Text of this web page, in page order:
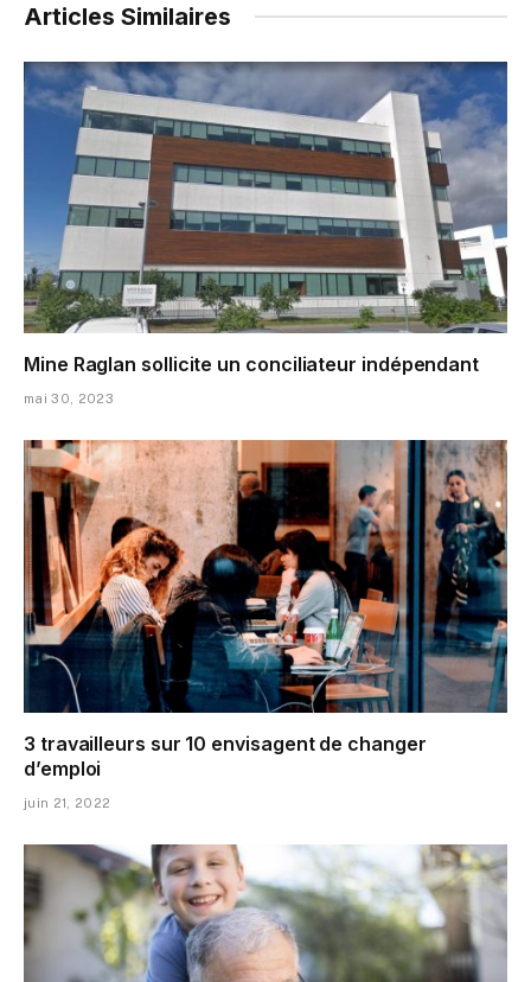
Articles Similaires
Mine Raglan sollicite un conciliateur indépendant
mai 30, 2023
3 travailleurs sur 10 envisagent de changer
d’emploi
juin 21, 2022